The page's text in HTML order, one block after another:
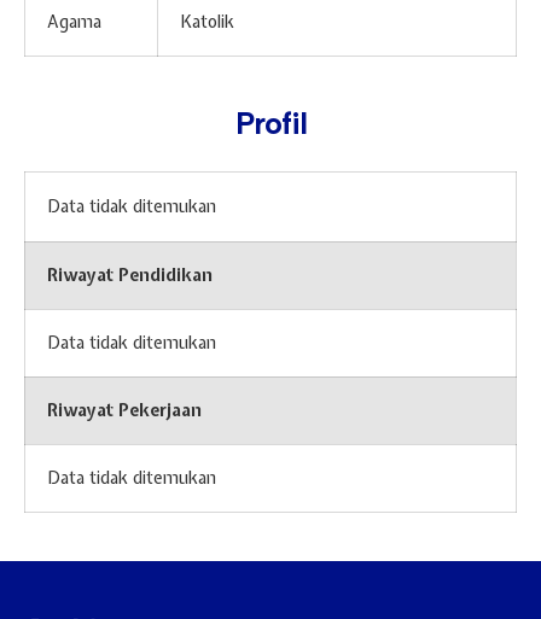
Agama Katolik
Profil
Data tidak ditemukan
Riwayat Pendidikan
Data tidak ditemukan
Riwayat Pekerjaan
Data tidak ditemukan